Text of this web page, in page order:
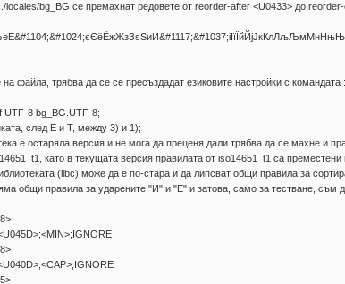
locales/bg_BG се премахнат редовете от reorder-after <U0433> до
на файла, трябва да се се пресъздадат езиковите настройки с командата :
UTF-8 bg_BG.UTF-8;
след E и T, между 3) и 1);
е остаряла версия и не мога да преценя дали трябва да се махне и
като в текущата версия правилата от iso14651_t1 са преместени
(libc) може да е по-стара и да липсват общи правила за
общи правила за ударените "И" и "Е" и затова, само за тестване, съм